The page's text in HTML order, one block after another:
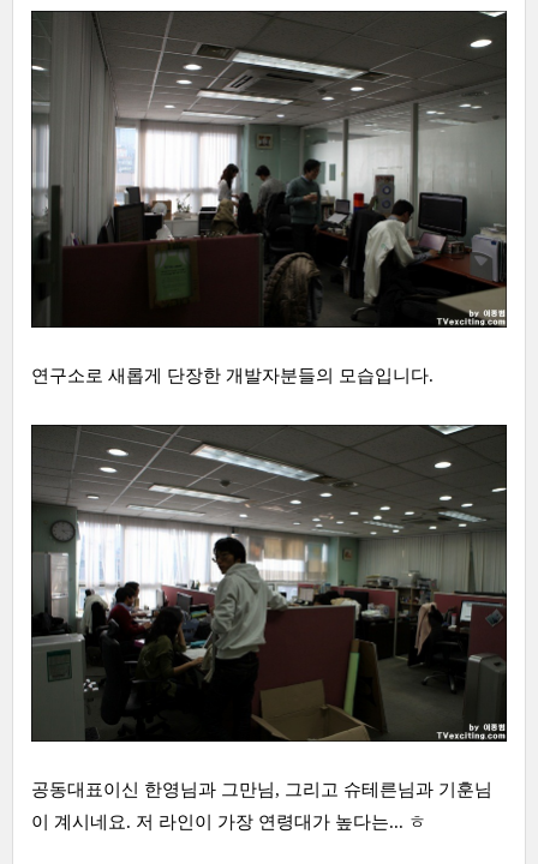
연구소로 새롭게 단장한 개발자분들의 모습입니다.
공동대표이신 한영님과 그만님, 그리고 슈테른님과 기훈님
이 계시네요. 저 라인이 가장 연령대가 높다는... ㅎ